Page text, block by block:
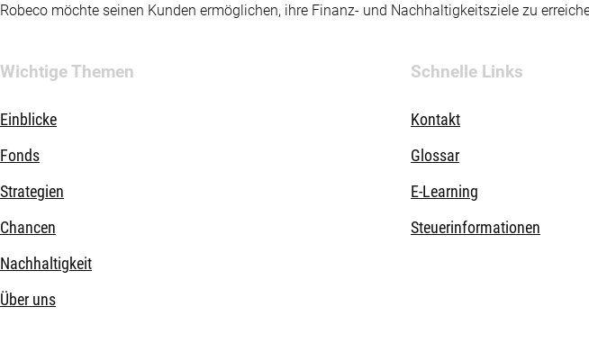
Robeco möchte seinen Kunden ermöglichen, ihre Finanz- und Nachhaltigkeitsziele zu
Wichtige Themen
Einblicke
Fonds
Strategien
Chancen
Nachhaltigkeit
Über uns
Schnelle Links
Kontakt
Glossar
E-Learning
Steuerinformationen